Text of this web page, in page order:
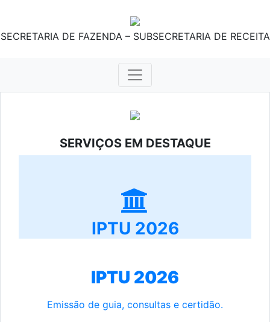
SECRETARIA DE FAZENDA – SUBSECRETARIA DE RECEITA
SERVIÇOS EM DESTAQUE
IPTU 2026
IPTU 2026
Emissão de guia, consultas e certidão.